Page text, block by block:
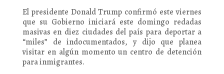
El presidente Donald Trump confirmó este viernes
que su Gobierno iniciará este domingo redadas
masivas en diez ciudades del país para deportar a
“miles” de indocumentados, y dijo que planea
visitar en algún momento un centro de detención
para inmigrantes.